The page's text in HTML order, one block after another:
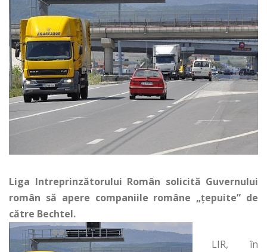
Liga Intreprinzătorului Român solicită Guvernului
român să apere companiile române „ţepuite” de
către Bechtel.
LIR, în